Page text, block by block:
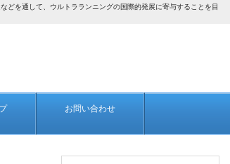
どを通して、ウルトラランニングの国際的発展に寄与することを目
お問い合わせ